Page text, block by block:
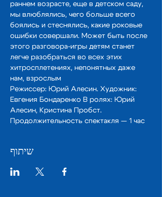
раннем возрасте, еще в детском саду,
мы влюблялись, чего больше всего
боялись и стеснялись, какие роковые
ошибки совершали. Может быть после
этого разговора-игры детям станет
легче разобраться во всех этих
хитросплетениях, непонятных даже
нам, взрослым
Режиссер: Юрий Алесин. Художник:
Евгения Бондаренко В ролях: Юрий
Алесин, Кристина Пробст.
Продолжительность спектакля — 1 час
שיתוף